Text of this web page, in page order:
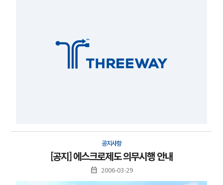
공지사항
[공지] 에스크로제도 의무시행 안내
2006-03-29